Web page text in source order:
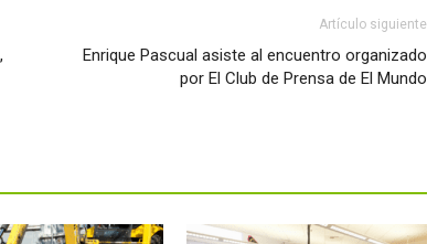
Artículo siguiente
Enrique Pascual asiste al encuentro organizado
por El Club de Prensa de El Mundo